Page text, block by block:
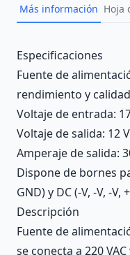
Más información Hoja
Description
Especificaciones
Fuente de
rendimiento y
Voltaje de entrada:
Voltaje de salida: 12
Amperaje de salida:
Dispone de bornes
GND) y DC (-V, -V, -V,
Descripción
Fuente de
se conecta a 220